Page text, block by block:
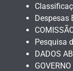
Despesas
Pesquisa
DADOS